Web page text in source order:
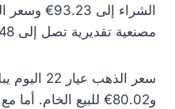
مصنعية تقديرية تصل إلى 8.48€.
و80.02€ للبيع الخام.